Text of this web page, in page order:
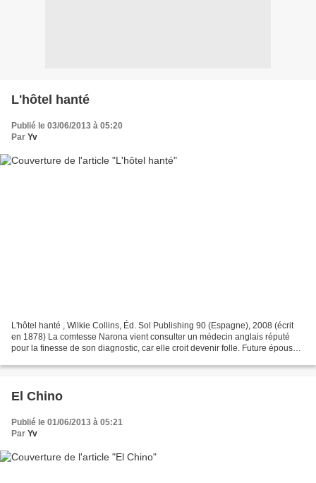
L'hôtel hanté
Publié le 03/06/2013 à 05:20
Par Yv
L'hôtel hanté , Wilkie Collins, Éd. Sol Publishing 90 (Espagne), 2008 (écrit
en 1878) La comtesse Narona vient consulter un médecin anglais réputé
pour la finesse de son diagnostic, car elle croit devenir folle. Future épouse
El Chino
Publié le 01/06/2013 à 05:21
Par Yv